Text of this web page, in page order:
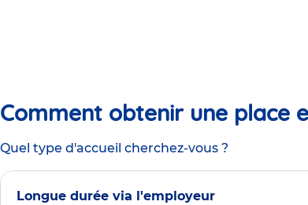
Comment obtenir une place
Quel type d'accueil cherchez-vous ?
Longue durée via l'employeur